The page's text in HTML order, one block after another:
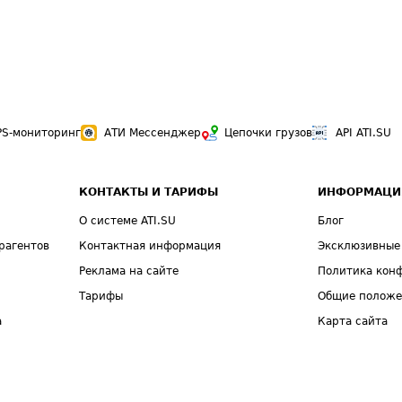
мониторинг АТИ Мессенджер Цепочки грузов API ATI.SU
КОНТАКТЫ И ТАРИФЫ
О системе ATI.SU
Контактная информация
Реклама на сайте
Тарифы
Блог
Политика
Общие
Карта сайта